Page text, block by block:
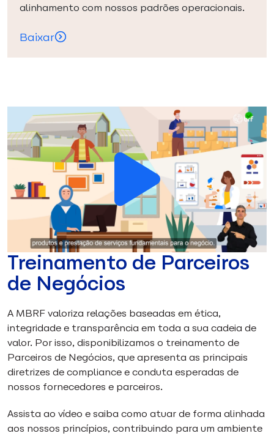
alinhamento com nossos padrões operacionais.
Baixar
Treinamento de Parceiros
de Negócios
A MBRF valoriza relações baseadas em ética,
integridade e transparência em toda a sua cadeia de
valor. Por isso, disponibilizamos o treinamento de
Parceiros de Negócios, que apresenta as principais
diretrizes de compliance e conduta esperadas de
nossos fornecedores e parceiros.
Assista ao vídeo e saiba como atuar de forma alinhada
aos nossos princípios, contribuindo para um ambiente